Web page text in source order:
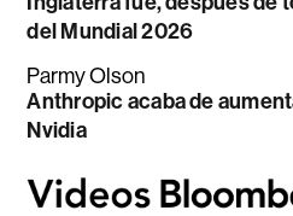
del Mundial 2026
Parmy Olson
Anthropic acaba de
Nvidia